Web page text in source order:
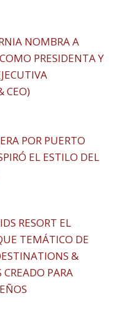
NOMBRA A
PRESIDENTA Y
CEO)
POR PUERTO
EL ESTILO DEL
RESORT EL
TEMÁTICO DE
&
CREADO PARA